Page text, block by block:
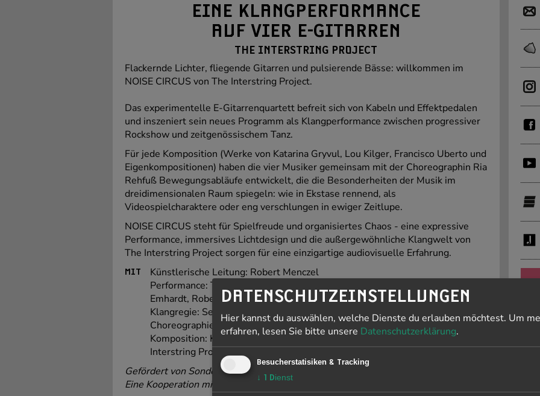
EINE KLANGPERFORMANCE
AUF VIER E-GITARREN
THE INTERSTRING PROJECT
Flackernde Lichter, fliegende Gitarren und pulsierende Bässe: willkommen im
NOISE CIRCUS von The Interstring Project.
Das experimentelle E-Gitarrenquartett befreit sich von Kabeln und Effektpedalen
und inszeniert sein neues Programm als Klangperformance zwischen progressiver
Rockshow und zeitgenössischem Tanz.
Für jede Komposition (Werke von Katarina Gryvul, Lou Kilger, Francisco Uberto und
Eigenkompositionen) haben die vier Musiker gemeinsam mit der Choreographin Ria
Rehfuß Bewegungsabläufe entwickelt, die die Besonderheiten der Musik im
dreidimensionalen Raum spiegeln: wie in Ekstase rennend, als
Videospielcharaktere oder eng verschlungen in ewiger Zeitlupe.
NOISE CIRCUS steht für Spielfreude und organisiertes Chaos - eine expressive
Performance, immersives Lichtdesign und die außergewöhnliche Klangwelt von
The Interstring Project sorgen für eine einzigartige audiovisuelle Erfahrung.
MIT
Künstlerische Leitung: Robert Menczel
Performance: The Interstring Project (Matthias Arbter, Florin
Emhardt, Robert Menczel, Marius Schnurr)
Klangregie: Sebastián Zuleta
Choreographie: Ria Rehfuß
Komposition: Katarina Gryvul, Francisco Uberto, The
Interstring Project
Gefördert von Sonderklang e.V.
Eine Kooperation mit dem E-WERK Freiburg
DATENSCHUTZEINSTELLUNGEN
Hier kannst du auswählen, welche Dienste du erlauben möchtest. Um
erfahren, lesen Sie bitte unsere Datenschutzerklärung.
Besucherstatisiken & Tracking
↓ 1 Dienst